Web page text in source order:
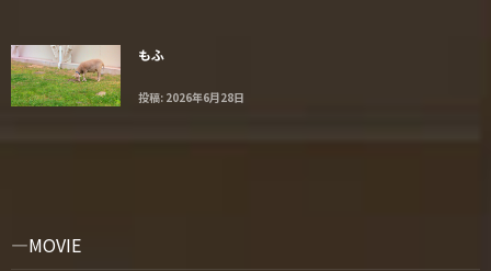
もふ
投稿: 2026年6月28日
MOVIE